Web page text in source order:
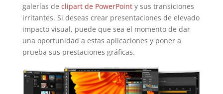
galerías de clipart de PowerPointy sus transiciones
irritantes. Si deseas crear presentaciones de elevado
impacto visual, puede que sea el momento de dar
una oportunidad a estas aplicaciones y poner a
prueba sus prestaciones gráficas.